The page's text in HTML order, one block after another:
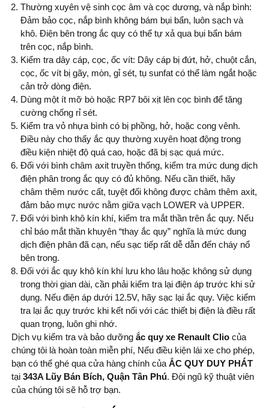
Thường xuyên vệ sinh cọc âm và cọc dương, và nắp bình:
Đảm bảo cọc, nắp bình không bám bụi bẩn, luôn sạch và
khô. Điện bên trong ắc quy có thể tự xả qua bụi bẩn bám
trên cọc, nắp bình.
Kiểm tra dây cáp, cọc, ốc vít: Dây cáp bị đứt, hở, chuột cắn,
cọc, ốc vít bị gãy, mòn, gỉ sét, tụ sunfat có thể làm ngắt hoặc
cản trở dòng điện.
Dùng một ít mỡ bò hoặc RP7 bôi xịt lên cọc bình để tăng
cường chống rỉ sét.
Kiểm tra vỏ nhựa bình có bị phồng, hở, hoặc cong vênh.
Điều này cho thấy ắc quy thường xuyên hoạt động trong
điều kiện nhiệt độ quá cao, hoặc đã bị sạc quá mức.
Đối với bình châm axit truyền thống, kiểm tra mức dung dịch
điện phân trong ắc quy có đủ không. Nếu cần thiết, hãy
châm thêm nước cất, tuyệt đối không được châm thêm axit,
đảm bảo mực nước nằm giữa vạch LOWER và UPPER.
Đối với bình khô kín khí, kiểm tra mắt thần trên ắc quy. Nếu
chỉ báo mắt thần khuyên “thay ắc quy” nghĩa là mức dung
dịch điện phân đã cạn, nếu sạc tiếp rất dễ dẫn đến cháy nổ
bên trong.
Đối với ắc quy khô kín khí lưu kho lâu hoặc không sử dụng
trong thời gian dài, cần phải kiểm tra lại điện áp trước khi sử
dụng. Nếu điện áp dưới 12.5V, hãy sạc lại ắc quy. Việc kiểm
tra lại ắc quy trước khi kết nối với các thiết bị điện là điều rất
quan trọng, luôn ghi nhớ.
Dịch vụ kiểm tra và bảo dưỡng ắc quy xe Renault Clio của
chúng tôi là hoàn toàn miễn phí, Nếu điều kiện lái xe cho phép,
bạn có thể ghé qua cửa hàng chính của ẮC QUY DUY PHÁT
tại 343A Lũy Bán Bích, Quận Tân Phú. Đội ngũ kỹ thuật viên
của chúng tôi sẽ hỗ trợ bạn.